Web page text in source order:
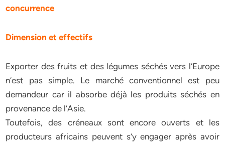
concurrence
Dimension et effectifs
Exporter des fruits et des légumes séchés vers l’Europe
n’est pas simple. Le marché conventionnel est peu
demandeur car il absorbe déjà les produits séchés en
provenance de l’Asie.
Toutefois, des créneaux sont encore ouverts et les
producteurs africains peuvent s’y engager après avoir